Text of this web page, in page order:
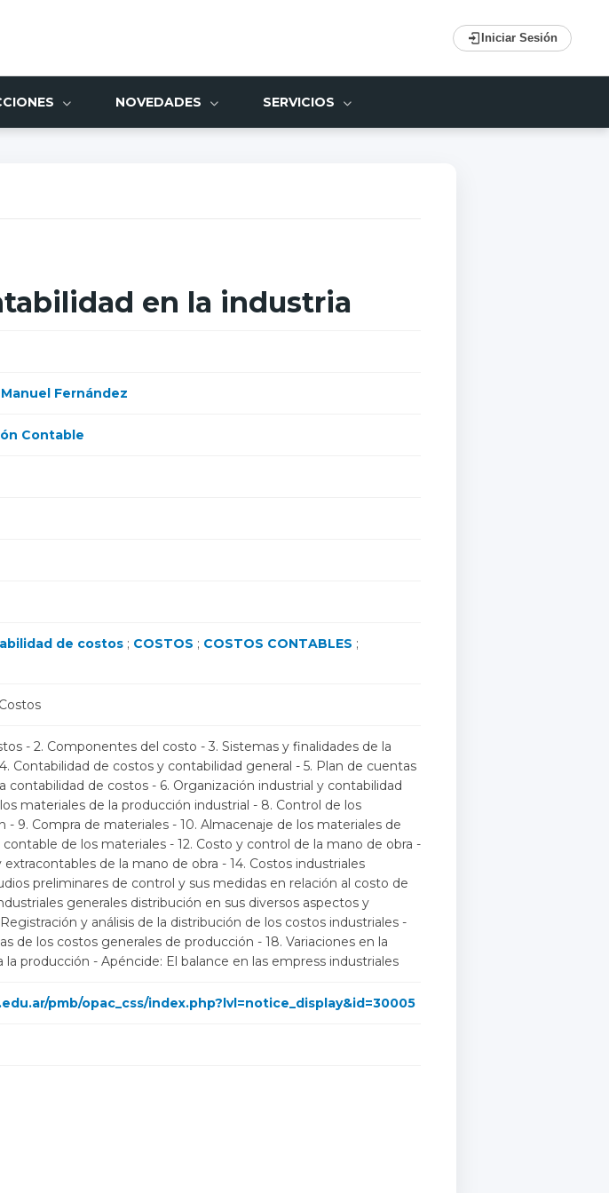
Iniciar Sesión
NOVEDADES SERVICIOS
en la industria
Manuel Fernández
Contable
de costos ; COSTOS ; COSTOS CONTABLES ;
- 2. Componentes del costo - 3. Sistemas y finalidades de la
Contabilidad de costos y contabilidad general - 5. Plan de cuentas
contabilidad de costos - 6. Organización industrial y contabilidad
materiales de la producción industrial - 8. Control de los
- 9. Compra de materiales - 10. Almacenaje de los materiales de
de los materiales - 12. Costo y control de la mano de obra -
de la mano de obra - 14. Costos industriales
preliminares de control y sus medidas en relación al costo de
generales distribución en sus diversos aspectos y
y análisis de la distribución de los costos industriales -
de los costos generales de producción - 18. Variaciones en la
la producción - Apéncide: El balance en las empress industriales
pmb/opac_css/index.php?lvl=notice_display&id=30005